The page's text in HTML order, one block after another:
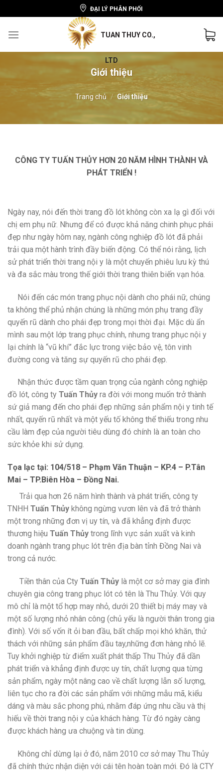
to
content
ĐẠI LÝ PHÂN PHỐI
Giới thiệu
Trang chủ / Giới thiệu
CÔNG TY TUẤN THỦY HƠN 20 NĂM HÌNH THÀNH VÀ
PHÁT TRIỂN !
Ngày nay, nói đến thời trang đồ lót không còn xa lạ gì đối với
chị em phụ nữ. Nhưng để có được khả năng chinh phục phái
đẹp như ngày hôm nay, ngành công nghiệp đồ lót đã phải
trải qua một hành trình đầy biến động. Có thể nói rằng, lịch
sử phát triển thời trang nội y là một chuyến phiêu lưu kỳ thú
và đa sắc màu trong thế giới thời trang thiên biến vạn hóa.
Nói đến các món trang phục nội dành cho phái nữ, chúng
ta không thể phủ nhận chúng là những món phụ trang đầy
quyến rũ dành cho phái đẹp trong mọi thời đại. Mặc dù ẩn
mình sau một lớp trang phục chính, nhưng trang phục nội y
lại chính là “vũ khí” đắc lực trong việc bảo vệ, tôn vinh
đường cong và tăng sự quyến rũ cho phái đẹp.
Nhận thức được tầm quan trọng của ngành công nghiệp
đồ lót, công ty Tuấn Thủy ra đời với mong muốn trở thành
sứ giả mang đến cho phái đẹp những sản phẩm nội y tinh tế
nhất, quyến rũ nhất và một yếu tố không thể thiếu trong nhu
cầu làm đẹp của người tiêu dùng đó chính là an toàn cho
sức khỏe khi sử dụng.
Tọa lạc tại: 104/518 – Phạm Văn Thuận – KP.4 – P.Tân
Mai – TP.Biên Hòa – Đồng Nai.
Trải qua hơn 26 năm hình thành và phát triển, công ty
TNHH Tuấn Thủy không ngừng vươn lên và đã trở thành
một trong những đơn vị uy tín, và đã khẳng định được
thương hiệu Tuấn Thủy trong lĩnh vực sản xuất và kinh
doanh ngành trang phục lót trên địa bàn tỉnh Đồng Nai và
trong cả nước.
Tiền thân của Cty Tuấn Thủy là một cơ sở may gia đình
chuyên gia công trang phục lót có tên là Thu Thủy. Với quy
mô chỉ là một tổ hợp may nhỏ, dưới 20 thiết bị máy may và
một số lượng nhỏ nhân công (chủ yếu là người thân trong gia
đình). Với số vốn ít ỏi ban đầu, bất chấp mọi khó khăn, thử
thách với những sản phẩm đầu tay,những đơn hàng nhỏ lẽ.
Tuy khởi nghiệp từ điểm xuất phát thấp Thu Thủy đã dần
phát triển và khẳng định được uy tín, chất lượng qua từng
sản phẩm, ngày một nâng cao về chất lượng lẫn số lượng,
liên tục cho ra đời các sản phẩm với những mẫu mã, kiểu
dáng và màu sắc phong phú, nhằm đáp ứng nhu cầu và thị
hiếu về thời trang nội y của khách hàng. Từ đó ngày càng
được khách hàng ưa chuộng và tin dùng.
Không chỉ dừng lại ở đó, năm 2010 cơ sở may Thu Thủy
đã chính thức nhận diện với cái tên hoàn toàn mới. Đó là CTY